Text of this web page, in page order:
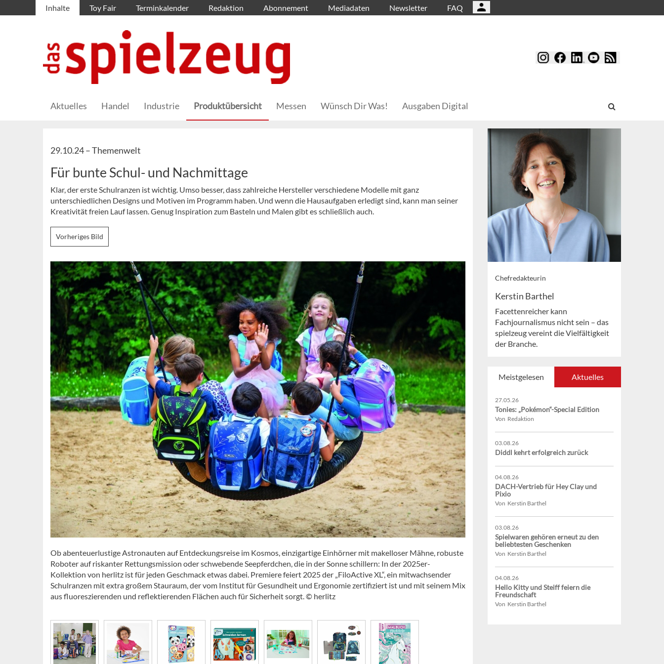
Inhalte Toy Fair Terminkalender Redaktion Abonnement Mediadaten Newsletter FAQ
Aktuelles Handel Industrie Produktübersicht Messen Wünsch Dir Was! Ausgaben Digital
29.10.24 –Themenwelt
Für bunte Schul- und Nachmittage
Klar, der erste Schulranzen ist wichtig. Umso besser, dass zahlreiche Hersteller verschiedene Modelle mit ganz
unterschiedlichen Designs und Motiven im Programm haben. Und wenn die Hausaufgaben erledigt sind, kann man seiner
Kreativität freien Lauf lassen. Genug Inspiration zum Basteln und Malen gibt es schließlich auch.
Vorheriges Bild
Ob abenteuerlustige Astronauten auf Entdeckungsreise im Kosmos, einzigartige Einhörner mit makelloser Mähne, robuste
Roboter auf riskanter Rettungsmission oder schwebende Seepferdchen, die in der Sonne schillern: In der 2025er-
Kollektion von herlitz ist für jeden Geschmack etwas dabei. Premiere feiert 2025 der „FiloActive XL“, ein mitwachsender
Schulranzen mit extra großem Stauraum, der vom Institut für Gesundheit und Ergonomie zertifiziert ist und mit seinem Mix
aus fluoreszierenden und reflektierenden Flächen auch für Sicherheit sorgt. © herlitz
Chefredakteurin
Kerstin Barthel
Facettenreicher kann
Fachjournalismus nicht sein – das
spielzeug vereint die Vielfältigkeit
der Branche.
Meistgelesen Aktuelles
27.05.26
Tonies: „Pokémon“-Special Edition
Von Redaktion
03.08.26
Diddl kehrt erfolgreich zurück
04.08.26
DACH-Vertrieb für Hey Clay und
Pixio
Von Kerstin Barthel
03.08.26
Spielwaren gehören erneut zu den
beliebtesten Geschenken
Von Kerstin Barthel
04.08.26
Hello Kitty und Steiff feiern die
Freundschaft
Von Kerstin Barthel